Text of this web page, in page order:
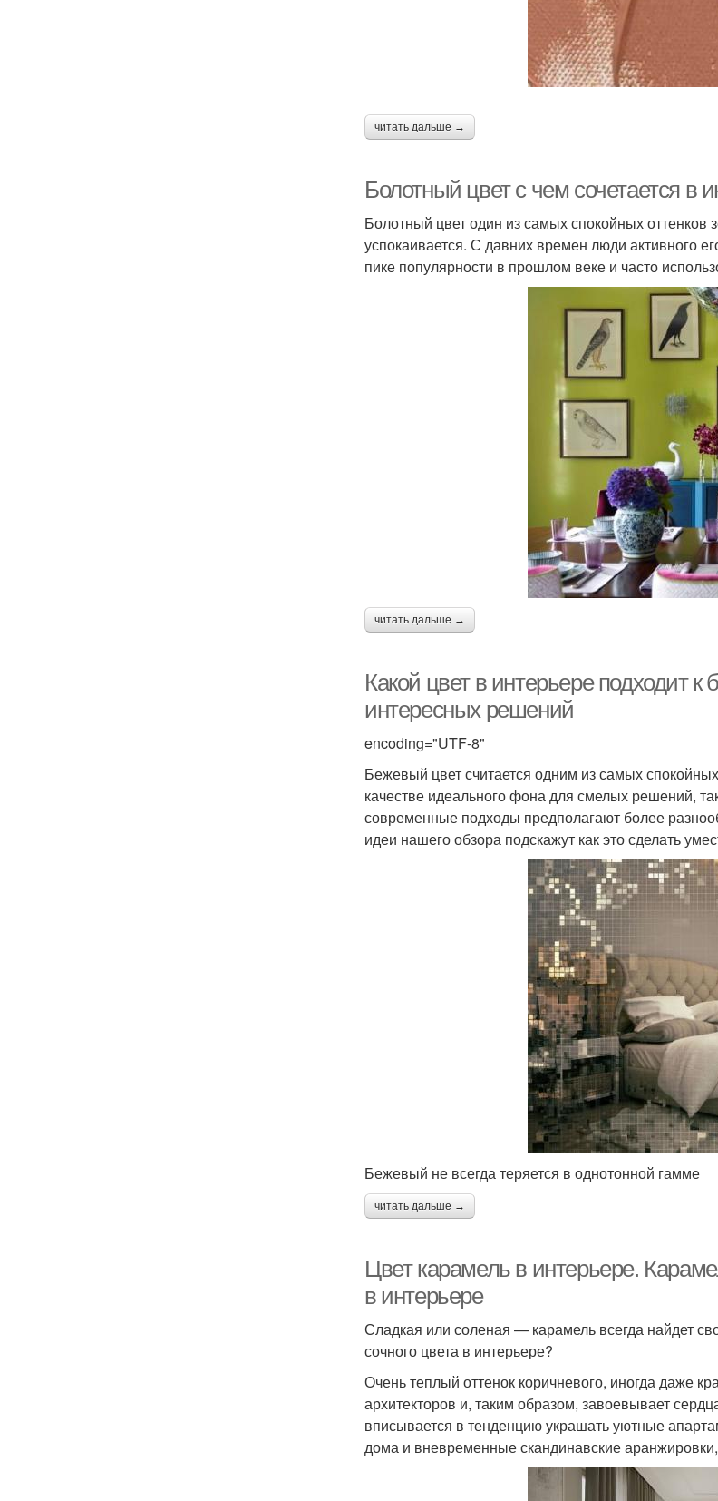
Цвета в разных
Очаровательный
интерьер
Белый интерьер
Мемфис в интерьере
Брюля в
читать дальше →
Болотный цвет с чем сочетается в
Болотный цвет один из самых спокойных оттенков
успокаивается. С давних времен люди активного
пике популярности в прошлом веке и часто
читать дальше →
Какой цвет в интерьере подходит
интересных решений
encoding="UTF-8"
Бежевый цвет считается одним из самых
качестве идеального фона для смелых решений,
современные подходы предполагают более
идеи нашего обзора подскажут как это сделать
Бежевый не всегда теряется в однотонной гамме
читать дальше →
Цвет карамель в интерьере.
в интерьере
Сладкая или соленая — карамель всегда найдет
сочного цвета в интерьере?
Очень теплый оттенок коричневого, иногда даже
архитекторов и, таким образом, завоевывает
вписывается в тенденцию украшать уютные
дома и вневременные скандинавские